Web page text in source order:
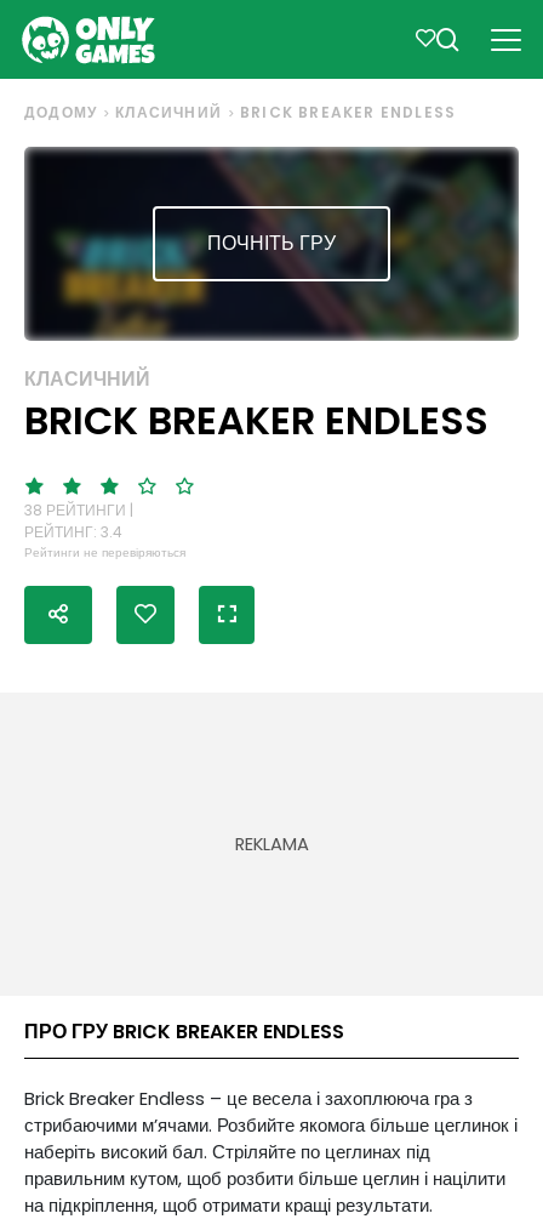
ДОДОМУ КЛАСИЧНИЙ BRICK BREAKER ENDLESS
ПОЧНІТЬ ГРУ
КЛАСИЧНИЙ
BRICK BREAKER ENDLESS
38 РЕЙТИНГИ |
РЕЙТИНГ: 3.4
Рейтинги не перевіряються
ПРО ГРУ BRICK BREAKER ENDLESS
Brick Breaker Endless – це весела і захоплююча гра з
стрибаючими м’ячами. Розбийте якомога більше цеглинок і
наберіть високий бал. Стріляйте по цеглинах під
правильним кутом, щоб розбити більше цеглин і націлити
на підкріплення, щоб отримати кращі результати.